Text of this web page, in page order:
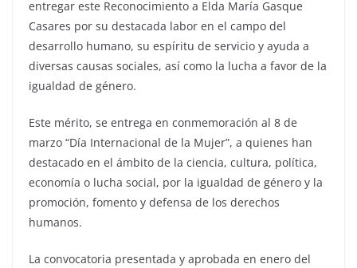
entregar este Reconocimiento a Elda María Gasque
Casares por su destacada labor en el campo del
desarrollo humano, su espíritu de servicio y ayuda a
diversas causas sociales, así como la lucha a favor de la
igualdad de género.
Este mérito, se entrega en conmemoración al 8 de
marzo “Día Internacional de la Mujer”, a quienes han
destacado en el ámbito de la ciencia, cultura, política,
economía o lucha social, por la igualdad de género y la
promoción, fomento y defensa de los derechos
humanos.
La convocatoria presentada y aprobada en enero del